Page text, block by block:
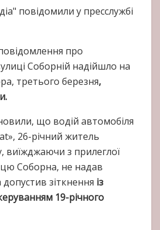
повідомили у пресслужбі
про
Соборній надійшло на
третього березня,
що водій автомобіля
26-річний житель
виїжджаючи з прилеглої
Соборна, не надав
допустив зіткнення із
19-річного